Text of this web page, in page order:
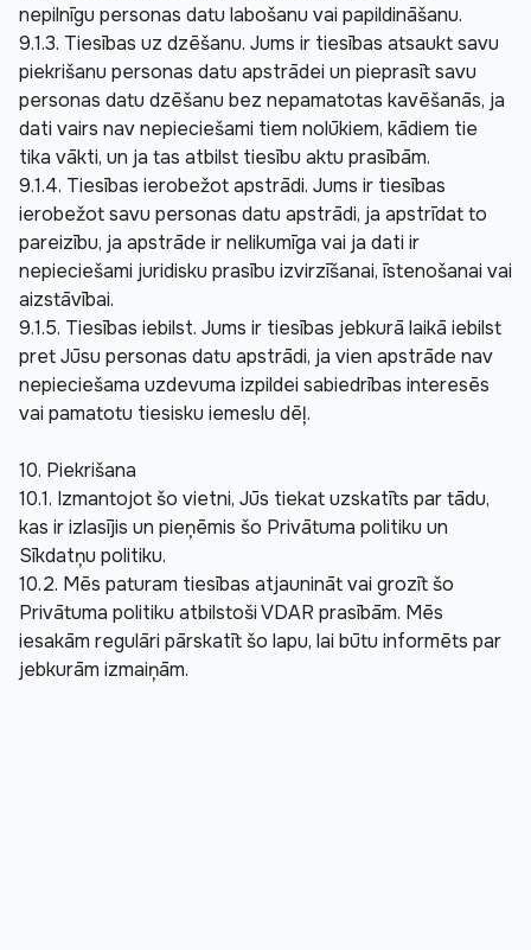
nepilnīgu personas datu labošanu vai papildināšanu.
9.1.3. Tiesības uz dzēšanu. Jums ir tiesības atsaukt savu
piekrišanu personas datu apstrādei un pieprasīt savu
personas datu dzēšanu bez nepamatotas kavēšanās, ja
dati vairs nav nepieciešami tiem nolūkiem, kādiem tie
tika vākti, un ja tas atbilst tiesību aktu prasībām.
9.1.4. Tiesības ierobežot apstrādi. Jums ir tiesības
ierobežot savu personas datu apstrādi, ja apstrīdat to
pareizību, ja apstrāde ir nelikumīga vai ja dati ir
nepieciešami juridisku prasību izvirzīšanai, īstenošanai vai
aizstāvībai.
9.1.5. Tiesības iebilst. Jums ir tiesības jebkurā laikā iebilst
pret Jūsu personas datu apstrādi, ja vien apstrāde nav
nepieciešama uzdevuma izpildei sabiedrības interesēs
vai pamatotu tiesisku iemeslu dēļ.
10. Piekrišana
10.1. Izmantojot šo vietni, Jūs tiekat uzskatīts par tādu,
kas ir izlasījis un pieņēmis šo Privātuma politiku un
Sīkdatņu politiku.
10.2. Mēs paturam tiesības atjaunināt vai grozīt šo
Privātuma politiku atbilstoši VDAR prasībām. Mēs
iesakām regulāri pārskatīt šo lapu, lai būtu informēts par
jebkurām izmaiņām.